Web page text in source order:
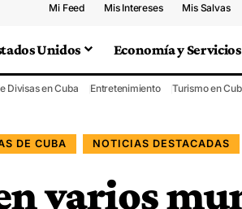
Mi Feed Mis Intereses Mis Salvas
Unidos Economía y Servicios
Divisas en Cuba Entretenimiento Turismo en
DE CUBA NOTICIAS DESTACADAS
varios